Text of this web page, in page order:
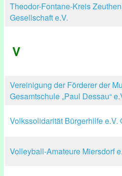
Theodor-Fontane-Kreis
Gesellschaft e.V.
V
Vereinigung der Förderer der
Gesamtschule „Paul Dessau“
Volkssolidarität Bürgerhilfe e.V.
Volleyball-Amateure Miersdorf